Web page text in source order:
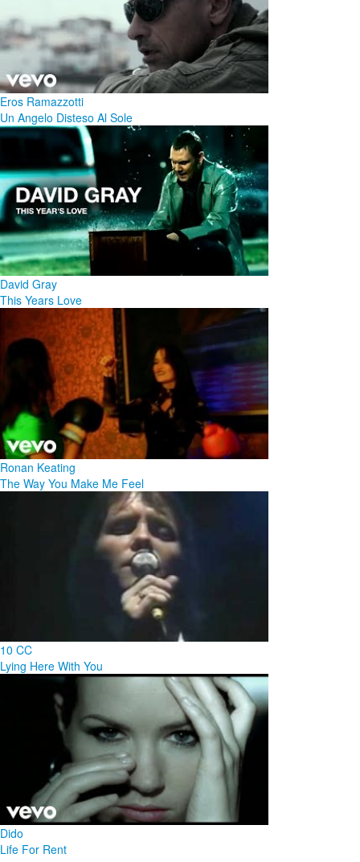
Eros Ramazzotti
Un Angelo Disteso Al Sole
David Gray
This Years Love
Ronan Keating
The Way You Make Me Feel
10 CC
Lying Here With You
Dido
Life For Rent